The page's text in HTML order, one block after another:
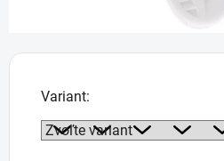
Variant: